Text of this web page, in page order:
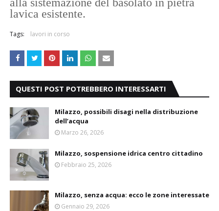
lavica esistente.
Tags: lavori in corso
QUESTI POST POTREBBERO INTERESSARTI
Milazzo, possibili disagi nella distribuzione
dell’acqua
Marzo 26, 2026
Milazzo, sospensione idrica centro cittadino
Febbraio 25, 2026
Milazzo, senza acqua: ecco le zone interessate
Gennaio 29, 2026